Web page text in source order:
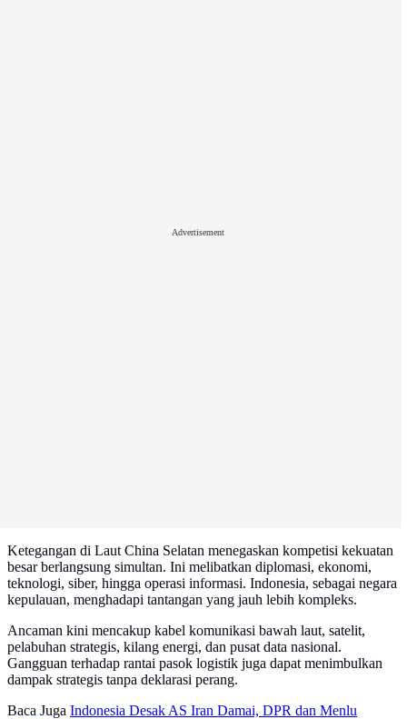
Advertisement
Ketegangan di Laut China Selatan menegaskan kompetisi kekuatan
besar berlangsung simultan. Ini melibatkan diplomasi, ekonomi,
teknologi, siber, hingga operasi informasi. Indonesia, sebagai negara
kepulauan, menghadapi tantangan yang jauh lebih kompleks.
Ancaman kini mencakup kabel komunikasi bawah laut, satelit,
pelabuhan strategis, kilang energi, dan pusat data nasional.
Gangguan terhadap rantai pasok logistik juga dapat menimbulkan
dampak strategis tanpa deklarasi perang.
Baca Juga Indonesia Desak AS Iran Damai, DPR dan Menlu